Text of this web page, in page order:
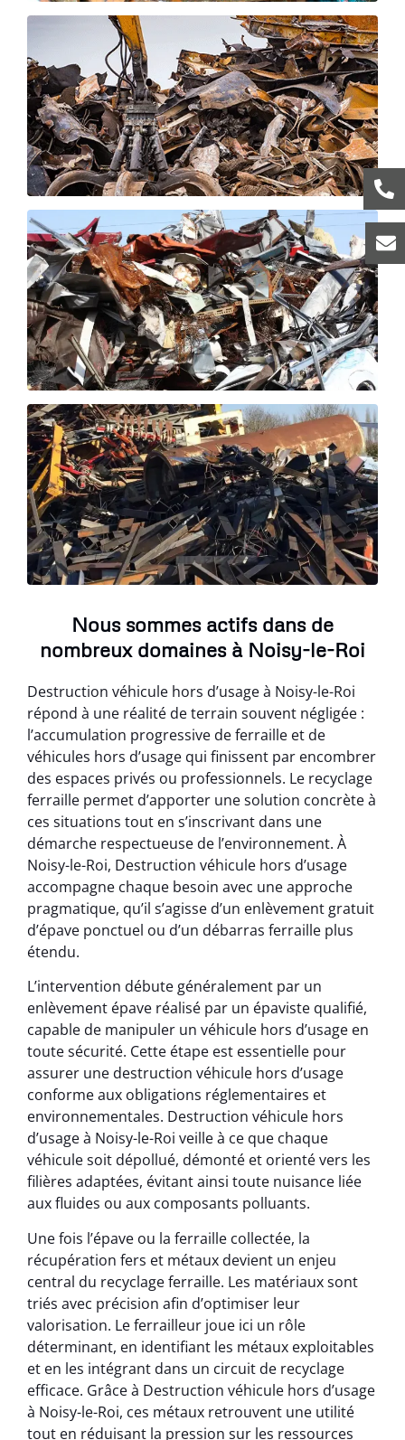
Nous sommes actifs dans de
nombreux domaines à Noisy-le-Roi
Destruction véhicule hors d’usage à Noisy-le-Roi
répond à une réalité de terrain souvent négligée :
l’accumulation progressive de ferraille et de
véhicules hors d’usage qui finissent par encombrer
des espaces privés ou professionnels. Le recyclage
ferraille permet d’apporter une solution concrète à
ces situations tout en s’inscrivant dans une
démarche respectueuse de l’environnement. À
Noisy-le-Roi, Destruction véhicule hors d’usage
accompagne chaque besoin avec une approche
pragmatique, qu’il s’agisse d’un enlèvement gratuit
d’épave ponctuel ou d’un débarras ferraille plus
étendu.
L’intervention débute généralement par un
enlèvement épave réalisé par un épaviste qualifié,
capable de manipuler un véhicule hors d’usage en
toute sécurité. Cette étape est essentielle pour
assurer une destruction véhicule hors d’usage
conforme aux obligations réglementaires et
environnementales. Destruction véhicule hors
d’usage à Noisy-le-Roi veille à ce que chaque
véhicule soit dépollué, démonté et orienté vers les
filières adaptées, évitant ainsi toute nuisance liée
aux fluides ou aux composants polluants.
Une fois l’épave ou la ferraille collectée, la
récupération fers et métaux devient un enjeu
central du recyclage ferraille. Les matériaux sont
triés avec précision afin d’optimiser leur
valorisation. Le ferrailleur joue ici un rôle
déterminant, en identifiant les métaux exploitables
et en les intégrant dans un circuit de recyclage
efficace. Grâce à Destruction véhicule hors d’usage
à Noisy-le-Roi, ces métaux retrouvent une utilité
tout en réduisant la pression sur les ressources